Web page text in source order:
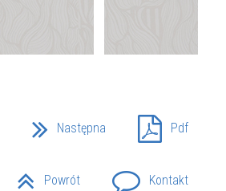
Następna Pdf
Powrót Kontakt